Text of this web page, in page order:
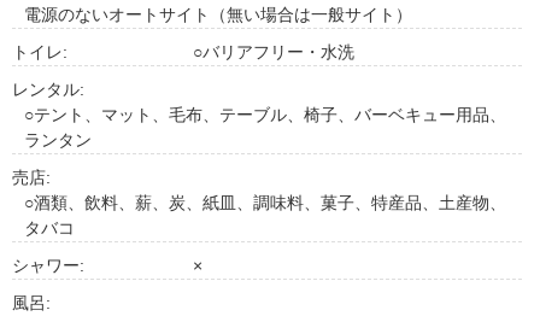
電源のないオートサイト（無い場合は一般サイト）
トイレ:
○バリアフリー・水洗
レンタル:
○テント、マット、毛布、テーブル、椅子、バーベキュー用品、
ランタン
売店:
○酒類、飲料、薪、炭、紙皿、調味料、菓子、特産品、土産物、
タバコ
シャワー:
×
風呂: